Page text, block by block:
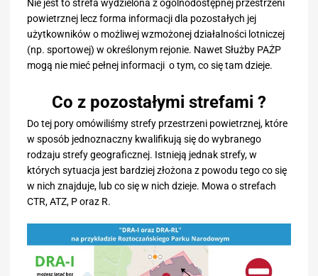
Nie jest to strefa wydzielona z ogólnodostępnej przestrzeni
powietrznej lecz forma informacji dla pozostałych jej
użytkowników o możliwej wzmożonej działalności lotniczej
(np. sportowej) w określonym rejonie. Nawet Służby PAŻP
mogą nie mieć pełnej informacji o tym, co się tam dzieje.
Co z pozostałymi strefami ?
Do tej pory omówiliśmy strefy przestrzeni powietrznej, które
w sposób jednoznaczny kwalifikują się do wybranego
rodzaju strefy geograficznej. Istnieją jednak strefy, w
których sytuacja jest bardziej złożona z powodu tego co się
w nich znajduje, lub co się w nich dzieje. Mowa o strefach
CTR, ATZ, P oraz R.